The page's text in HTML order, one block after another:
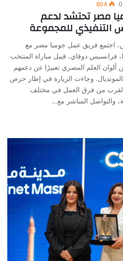
0
804
مصر تحتشد لدعم
التنفيذي للمجموعة
اجتمع فريق عمل جوميا مصر مع
فرانسيس دوفاي، قبيل مباراة المنتخب
العلم المصري تعبيرًا عن دعمهم
وجاءت الزيارة في إطار حرص
من فرق العمل في مختلف
والتواصل المباشر مع…